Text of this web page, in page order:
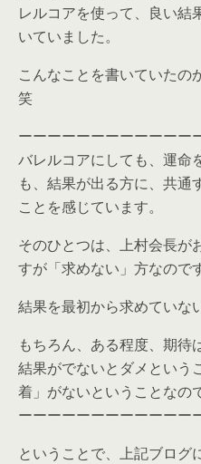
レルコアを使って、良い結
いていました。
こんなことを書いていたの
笑
ーーーーーーーーーーーー
バレルコアにしても、運命
も、結果が出る方に、共通
ことを感じています。
そのひとつは、上村会長が
すが「求めない」方なのです
結果を最初から求めていない
もちろん、ある程度、期待
結果がでないとダメという
着」がないということなの
ーーーーーーーーーーーー
ということで、上記ブログ